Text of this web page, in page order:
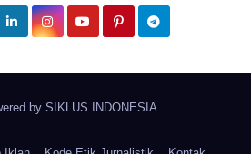
by SIKLUS INDONESIA